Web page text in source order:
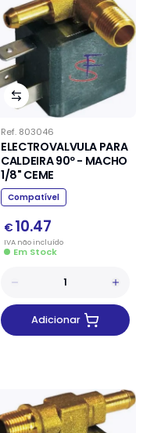
Ref. 803046
ELECTROVALVULA PARA
CALDEIRA 90º - MACHO
1/8" CEME
Compatível
€ 10.47
IVA nãoincluído
Em Stock
Adicionar